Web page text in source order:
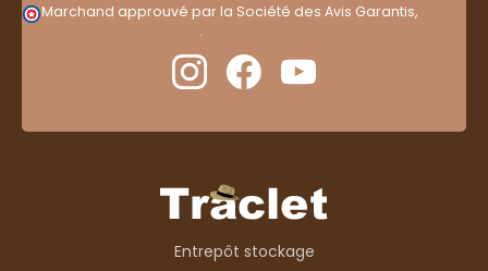
Marchand approuvé par la Société des Avis Garantis,
.
Entrepôt stockage